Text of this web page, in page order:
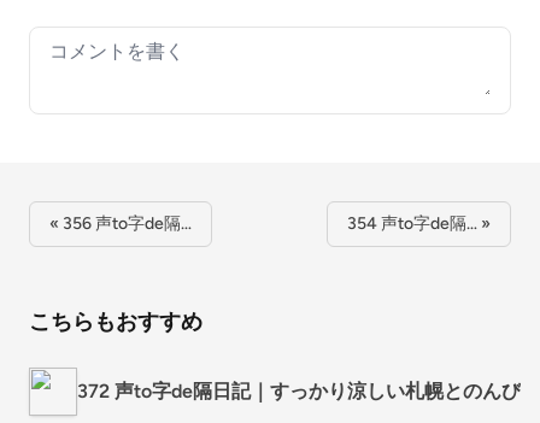
Your comment
« 356 声to字de隔… 354 声to字de隔… »
こちらもおすすめ
372 声to字de隔日記｜すっかり涼しい札幌とのんび